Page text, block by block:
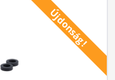
Újdonság!